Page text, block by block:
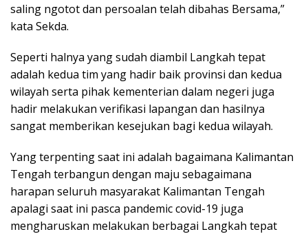
saling ngotot dan persoalan telah dibahas Bersama,”
kata Sekda.
Seperti halnya yang sudah diambil Langkah tepat
adalah kedua tim yang hadir baik provinsi dan kedua
wilayah serta pihak kementerian dalam negeri juga
hadir melakukan verifikasi lapangan dan hasilnya
sangat memberikan kesejukan bagi kedua wilayah.
Yang terpenting saat ini adalah bagaimana Kalimantan
Tengah terbangun dengan maju sebagaimana
harapan seluruh masyarakat Kalimantan Tengah
apalagi saat ini pasca pandemic covid-19 juga
mengharuskan melakukan berbagai Langkah tepat